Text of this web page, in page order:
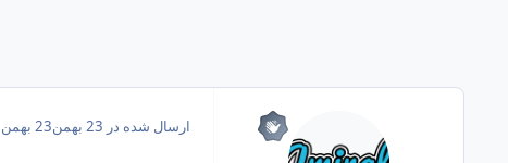
ارسال شده در 23 بهمن 23 بهمن